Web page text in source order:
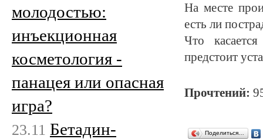
На месте
есть ли
Что
предстоит
Прочтений:
Поделиться…
молодостью:
инъекционная
косметология -
панацея или опасная
игра?
23.11 Бетадин-